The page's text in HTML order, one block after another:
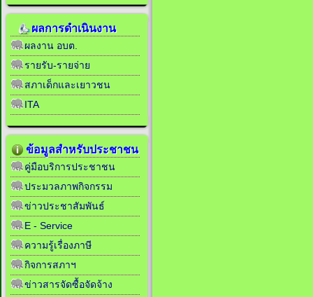
ผลการดำเนินงาน
ผลงาน อบต.
รายรับ-รายจ่าย
สภาเด็กและเยาวชน
ITA
ข้อมูลสำหรับประชาชน
คู่มือบริการประชาชน
ประมวลภาพกิจกรรม
ข่าวประชาสัมพันธ์
E - Service
ความรู้เรื่องภาษี
กิจการสภาฯ
ข่าวสารจัดซื้อจัดจ้าง